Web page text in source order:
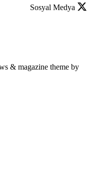
Sosyal Medya
& magazine theme by